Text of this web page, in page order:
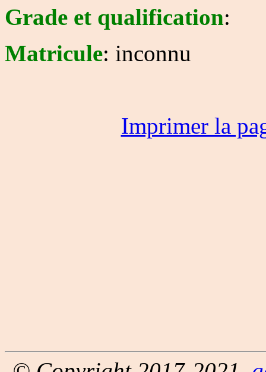
Grade et qualification:
Matricule: inconnu
Imprimer la